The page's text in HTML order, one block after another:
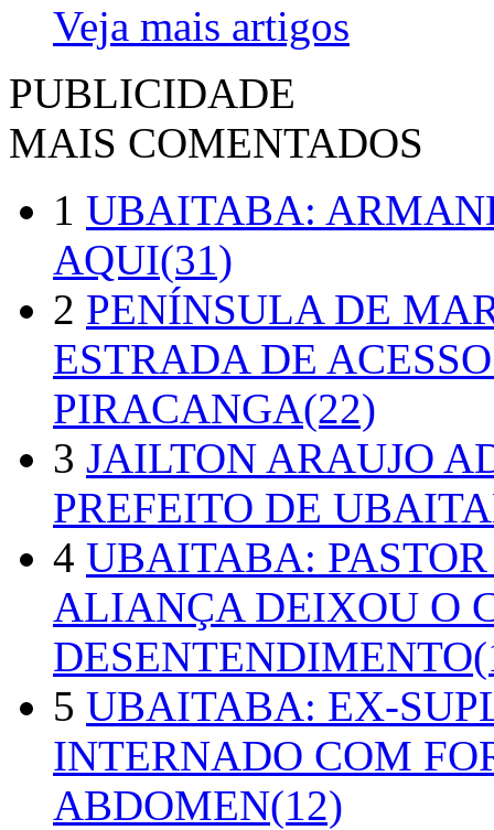
Veja mais artigos
PUBLICIDADE
MAIS COMENTADOS
1 UBAITABA:
AQUI(31)
2 PENÍNSULA DE
ESTRADA DE
PIRACANGA(22)
3 JAILTON ARAUJO
PREFEITO DE
4 UBAITABA:
ALIANÇA DEIXOU O
5 UBAITABA: EX-
INTERNADO COM
ABDOMEN(12)